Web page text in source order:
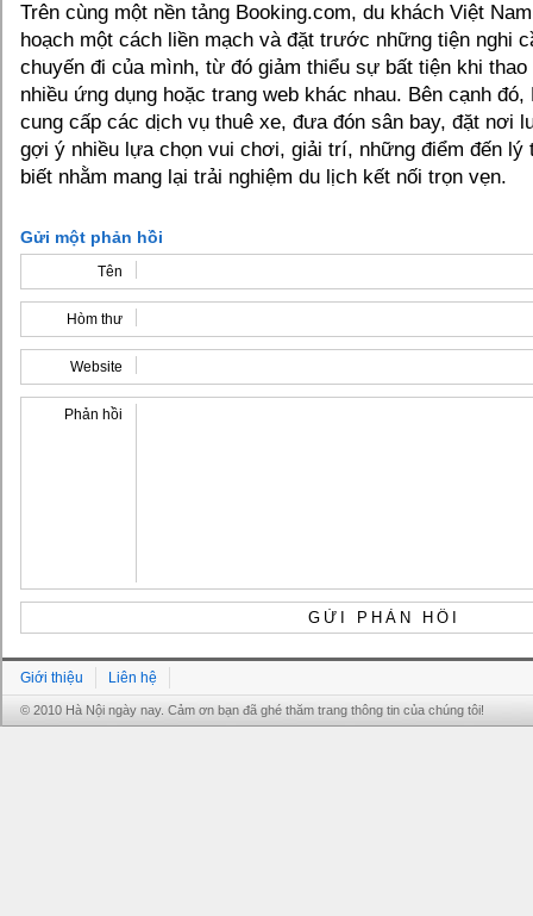
Trên cùng một nền tảng Booking.com, du khách Việt
hoạch một cách liền mạch và đặt trước những tiện nghi
chuyến đi của mình, từ đó giảm thiểu sự bất tiện khi
nhiều ứng dụng hoặc trang web khác nhau. Bên cạnh đó,
cung cấp các dịch vụ thuê xe, đưa đón sân bay, đặt nơi
gợi ý nhiều lựa chọn vui chơi, giải trí, những điểm đến
biết nhằm mang lại trải nghiệm du lịch kết nối trọn vẹn.
Gửi một phản hồi
Tên
Hòm thư
Website
Phản hồi
Giới thiệu Liên hệ
© 2010 Hà Nội ngày nay. Cảm ơn bạn đã ghé thăm trang thông tin của chúng tôi!